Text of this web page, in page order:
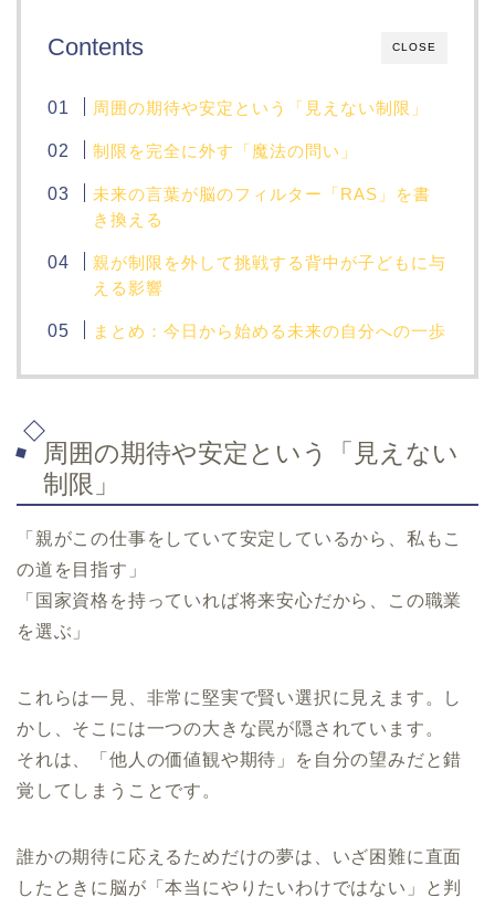
CLOSE
Contents
周囲の期待や安定という「見えない制限」
制限を完全に外す「魔法の問い」
未来の言葉が脳のフィルター「RAS」を書
き換える
親が制限を外して挑戦する背中が子どもに与
える影響
まとめ：今日から始める未来の自分への一歩
周囲の期待や安定という「見えない
制限」
「親がこの仕事をしていて安定しているから、私もこ
の道を目指す」
「国家資格を持っていれば将来安心だから、この職業
を選ぶ」
これらは一見、非常に堅実で賢い選択に見えます。し
かし、そこには一つの大きな罠が隠されています。
それは、「他人の価値観や期待」を自分の望みだと錯
覚してしまうことです。
誰かの期待に応えるためだけの夢は、いざ困難に直面
したときに脳が「本当にやりたいわけではない」と判